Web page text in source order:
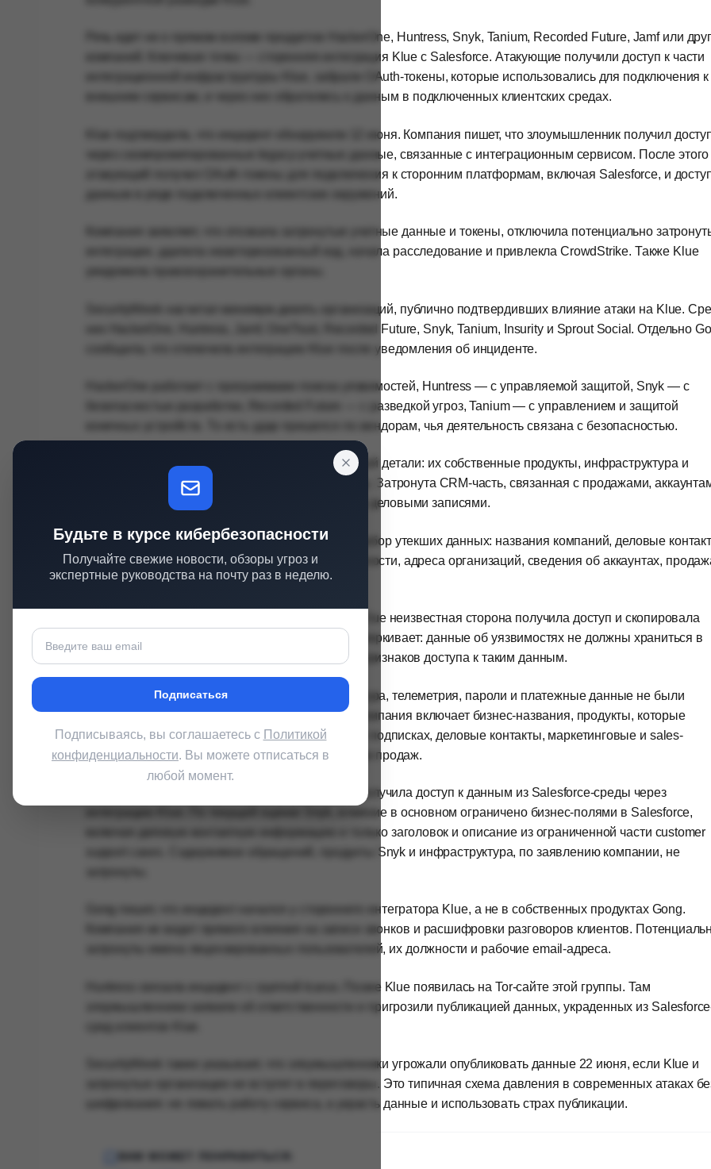
Речь идет не о прямом взломе продуктов HackerOne, Huntress, Snyk, Tanium, Recorded Future, Jamf или
компаний. Ключевая точка — сторонняя интеграция Klue с Salesforce. Атакующие получили доступ к части
интеграционной инфраструктуры Klue, забрали OAuth-токены, которые использовались для подключения к
внешним сервисам, и через них обратились к данным в подключенных клиентских средах.
Klue подтвердила, что инцидент обнаружили 12 июня. Компания пишет, что злоумышленник получил
через скомпрометированные legacy-учетные данные, связанные с интеграционным сервисом. После этого
атакующий получил OAuth-токены для подключения к сторонним платформам, включая Salesforce, и
данным в ряде подключенных клиентских окружений.
Компания заявляет, что отозвала затронутые учетные данные и токены, отключила потенциально
интеграции, удалила неавторизованный код, начала расследование и привлекла CrowdStrike. Также Klue
SecurityWeek насчитал минимум девять организаций, публично подтвердивших влияние атаки на Klue.
них HackerOne, Huntress, Jamf, OneTrust, Recorded Future, Snyk, Tanium, Insurity и Sprout Social. Отдельно
сообщила, что отключила интеграцию Klue после уведомления об инциденте.
HackerOne работает с программами поиска уязвимостей, Huntress — с управляемой защитой, Snyk — с
безопасностью разработки, Recorded Future — с разведкой угроз, Tanium — с управлением и защитой
конечных устройств. То есть удар пришелся по вендорам, чья деятельность связана с безопасностью.
Почти все публичные заявления сходятся в одной детали: их собственные продукты, инфраструктура и
основные сервисы не были скомпрометированы. Затронута CRM-часть, связанная с продажами,
контактами, маркетинговыми коммуникациями и деловыми записями.
Публичные уведомления описывают похожий набор утекших данных: названия компаний, деловые
рабочие email-адреса, номера телефонов, должности, адреса организаций, сведения об аккаунтах,
продуктах, подписках и активности в CRM.
HackerOne пишет, что через OAuth-интеграцию Klue неизвестная сторона получила доступ и скопировала
часть CRM-данных из Salesforce. Компания подчеркивает: данные об уязвимостях не должны храниться в
CRM, а предварительная форензика не нашла признаков доступа к таким данным.
Huntress заявила, что ее продукты, инфраструктура, телеметрия, пароли и платежные данные не были
затронуты. В потенциально затронутый набор компания включает бизнес-названия, продукты, которые
клиент тестировал или использовал, сведения о подписках, деловые контакты, маркетинговые и sales-
коммуникации, а также заметки по возможностям продаж.
Snyk сообщил, что неавторизованная сторона получила доступ к данным из Salesforce-среды через
интеграцию Klue. По текущей оценке Snyk, влияние в основном ограничено бизнес-полями в Salesforce,
включая деловую контактную информацию и только заголовок и описание из ограниченной части customer
support cases. Содержимое обращений, продукты Snyk и инфраструктура, по заявлению компании, не
Gong пишет, что инцидент начался у стороннего интегратора Klue, а не в собственных продуктах Gong.
Компания не видит прямого влияния на записи звонков и расшифровки разговоров клиентов.
затронуты имена лицензированных пользователей, их должности и рабочие email-адреса.
Huntress связала инцидент с группой Icarus. Позже Klue появилась на Tor-сайте этой группы. Там
злоумышленники заявили об ответственности и пригрозили публикацией данных, украденных из
SecurityWeek также указывает, что злоумышленники угрожали опубликовать данные 22 июня, если Klue и
затронутые организации не вступят в переговоры. Это типичная схема давления в современных атаках
шифрования: не ломать работу сервиса, а украсть данные и использовать страх публикации.
Будьте в курсе кибербезопасности
Получайте свежие новости, обзоры угроз и
экспертные руководства на почту раз в неделю.
Подписаться
Подписываясь, вы соглашаетесь с Политикой
конфиденциальности. Вы можете отписаться в
любой момент.